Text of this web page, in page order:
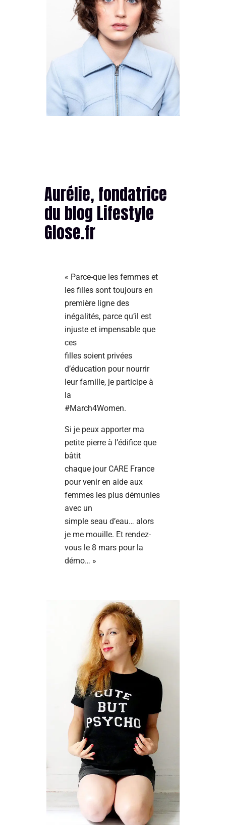
Aurélie, fondatrice
du blog Lifestyle
Glose.fr
« Parce-que les femmes et
les filles sont toujours en
première ligne des
inégalités, parce qu’il est
injuste et impensable que
ces
filles soient privées
d’éducation pour nourrir
leur famille, je participe à
la
#March4Women.
Si je peux apporter ma
petite pierre à l’édifice que
bâtit
chaque jour CARE France
pour venir en aide aux
femmes les plus démunies
avec un
simple seau d’eau… alors
je me mouille. Et rendez-
vous le 8 mars pour la
démo… »